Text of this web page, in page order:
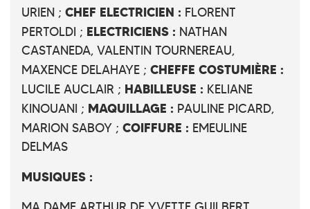
URIEN ; CHEF ELECTRICIEN : FLORENT
PERTOLDI ; ELECTRICIENS : NATHAN
CASTANEDA, VALENTIN TOURNEREAU,
MAXENCE DELAHAYE ; CHEFFE COSTUMIÈRE :
LUCILE AUCLAIR ; HABILLEUSE : KELIANE
KINOUANI ; MAQUILLAGE : PAULINE PICARD,
MARION SABOY ; COIFFURE : EMEULINE
DELMAS
MUSIQUES :